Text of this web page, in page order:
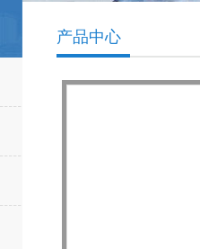
产品中心